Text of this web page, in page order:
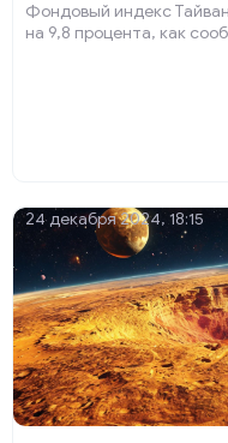
Фондовый индекс
на 9,8 процента, как
24 декабря 2024, 18:15